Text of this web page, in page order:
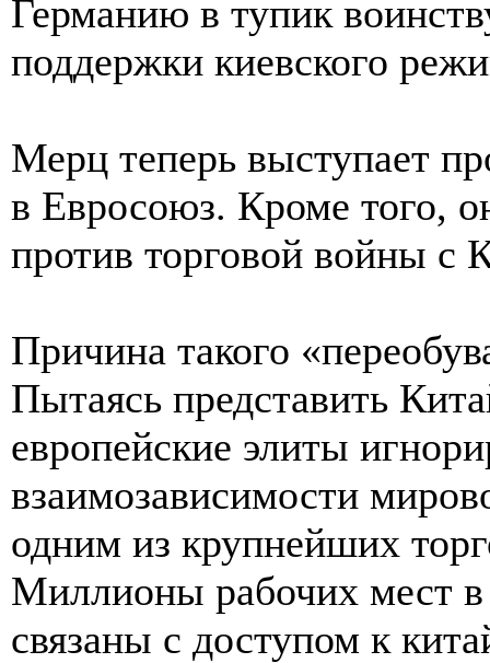
Германию в тупик
поддержки киевского
Мерц теперь выступает
в Евросоюз. Кроме того,
против торговой войны
Причина такого
Пытаясь представить
европейские элиты
взаимозависимости
одним из крупнейших
Миллионы рабочих мест
связаны с доступом к